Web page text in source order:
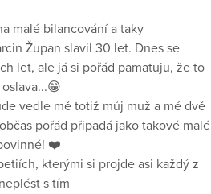
malé bilancování a taky
Župan slavil 30 let. Dnes se
let, ale já si pořád pamatuju, že to
vedle mě totiž můj muž a mé dvě
pořád připadá jako takové malé
❤️
kterými si projde asi každý z
s tím